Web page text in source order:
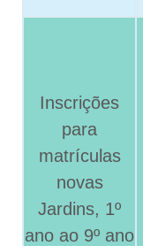
Inscrições
para
matrículas
novas
Jardins, 1º
ano ao 9º ano